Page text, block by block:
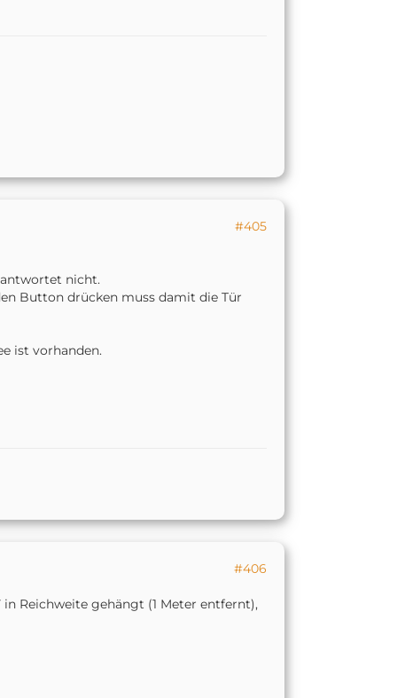
#405
nicht.
Button drücken muss damit die Tür
ist vorhanden.
#406
Reichweite gehängt (1 Meter entfernt),